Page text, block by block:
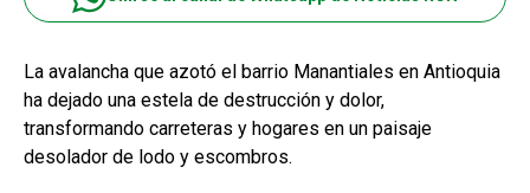
La avalancha que azotó el barrio Manantiales en Antioquia
ha dejado una estela de destrucción y dolor,
transformando carreteras y hogares en un paisaje
desolador de lodo y escombros.